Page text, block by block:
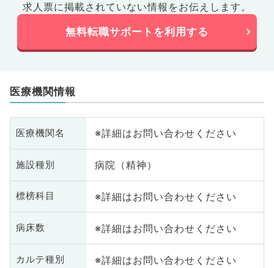
求人票に掲載されていない情報をお伝えします。
無料転職サポートを利用する
医療機関情報
医療機関名 ※詳細はお問い合わせください
施設種別 病院（精神）
標榜科目 ※詳細はお問い合わせください
病床数 ※詳細はお問い合わせください
カルテ種別 ※詳細はお問い合わせください